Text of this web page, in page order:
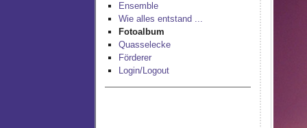
Ensemble
Wie alles entstand ...
Fotoalbum
Quasselecke
Förderer
Login/Logout